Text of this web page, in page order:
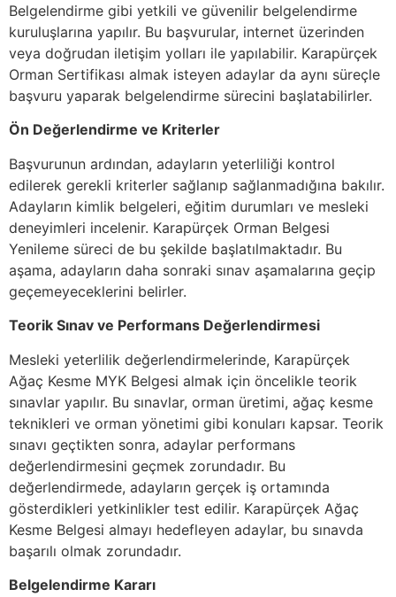
Belgelendirme gibi yetkili ve güvenilir belgelendirme
kuruluşlarına yapılır. Bu başvurular, internet üzerinden
veya doğrudan iletişim yolları ile yapılabilir. Karapürçek
Orman Sertifikası almak isteyen adaylar da aynı süreçle
başvuru yaparak belgelendirme sürecini başlatabilirler.
Ön Değerlendirme ve Kriterler
Başvurunun ardından, adayların yeterliliği kontrol
edilerek gerekli kriterler sağlanıp sağlanmadığına bakılır.
Adayların kimlik belgeleri, eğitim durumları ve mesleki
deneyimleri incelenir. Karapürçek Orman Belgesi
Yenileme süreci de bu şekilde başlatılmaktadır. Bu
aşama, adayların daha sonraki sınav aşamalarına geçip
geçemeyeceklerini belirler.
Teorik Sınav ve Performans Değerlendirmesi
Mesleki yeterlilik değerlendirmelerinde, Karapürçek
Ağaç Kesme MYK Belgesi almak için öncelikle teorik
sınavlar yapılır. Bu sınavlar, orman üretimi, ağaç kesme
teknikleri ve orman yönetimi gibi konuları kapsar. Teorik
sınavı geçtikten sonra, adaylar performans
değerlendirmesini geçmek zorundadır. Bu
değerlendirmede, adayların gerçek iş ortamında
gösterdikleri yetkinlikler test edilir. Karapürçek Ağaç
Kesme Belgesi almayı hedefleyen adaylar, bu sınavda
başarılı olmak zorundadır.
Belgelendirme Kararı